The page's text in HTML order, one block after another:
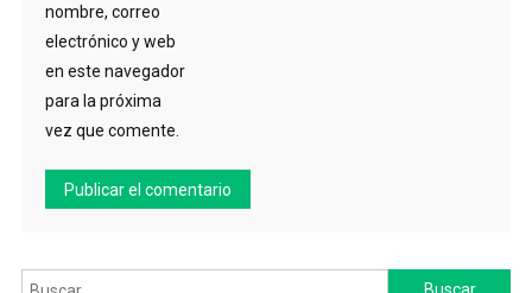
nombre, correo
electrónico y web
en este navegador
para la próxima
vez que comente.
Buscar: